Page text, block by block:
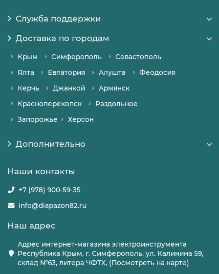
Служба поддержки
Доставка по городам
Крым Симферополь
Севастополь
Ялта
Евпатория Алушта
Феодосия
Керчь
Джанкой
Армянск
Красноперекопск
Раздольное
Запорожье
Херсон
Дополнительно
Наши контакты
+7 (978) 900-59-35
info@diapazon82.ru
Наш адрес
Адрес интернет-магазина электроинструмента
Республика Крым, г. Симферополь, ул. Калинина 59,
склад №63, литера ЧФТХ, (Посмотреть на карте)